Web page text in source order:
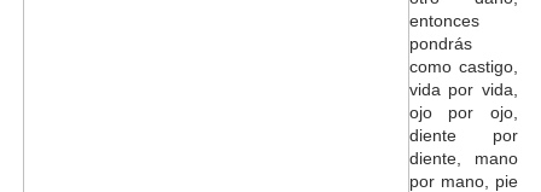
entonces
pondrás
como castigo,
vida por vida,
ojo por ojo,
diente por
diente, mano
por mano, pie